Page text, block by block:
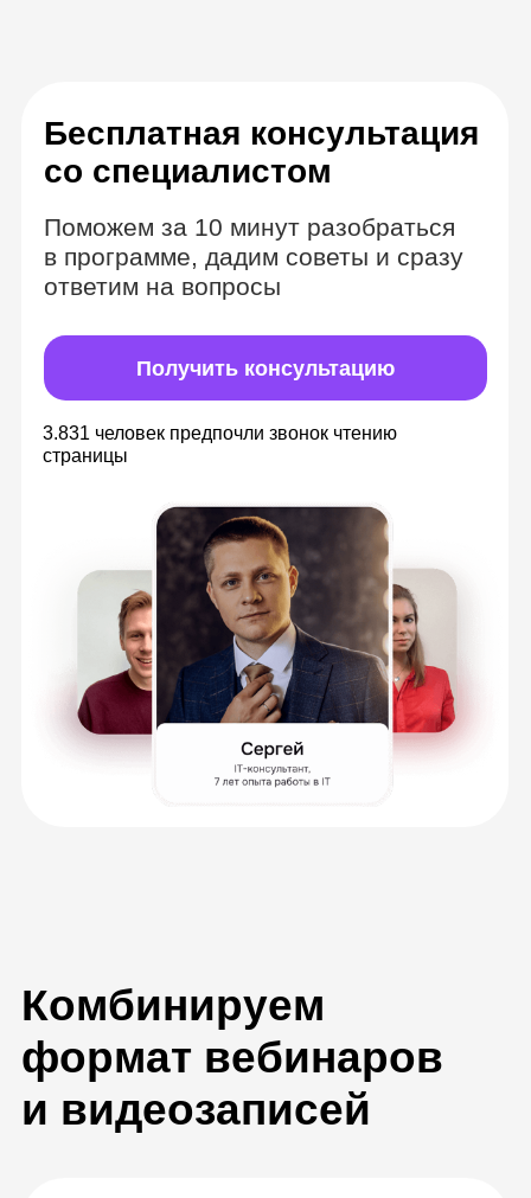
Комбинируем
формат вебинаров
и видеозаписей
Теория в видеоматериалах с
безграничным доступом
Изучайте материалы в удобное время,
всегда можете к ним вернуться, чтобы
повторить
Вебинары по расписанию
Разберёте сложные задачи с экспертами в
прямом эфире, зададите вопросы и сразу